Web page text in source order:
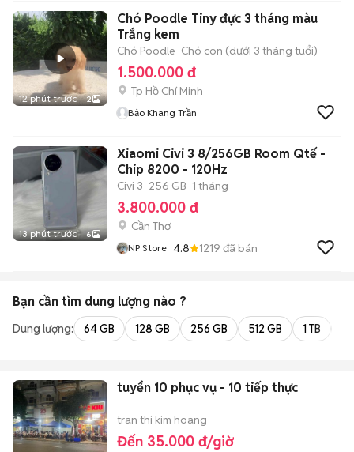
12 phút trước 2
Chó Poodle Tiny đực 3 tháng màu
Trắng kem
Chó Poodle Chó con (dưới 3 tháng tuổi)
1.500.000 đ
Tp Hồ Chí Minh
Bảo Khang Trần
13 phút trước 6
Xiaomi Civi 3 8/256GB Room Qtế -
Chip 8200 - 120Hz
Civi 3 256 GB 1 tháng
3.800.000 đ
Cần Thơ
NP Store 4.8 1219 đã bán
Bạn cần tìm dung lượng nào ?
Dung lượng: 64 GB 128 GB 256 GB 512 GB 1 TB
tuyển 10 phục vụ - 10 tiếp thực
tran thi kim hoang
Đến 35.000 đ/giờ